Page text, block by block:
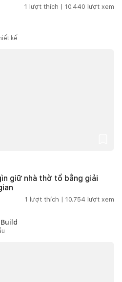
1 lượt thích | 10.440 lượt xem
kế
giữ nhà thờ tổ bằng giải
1 lượt thích | 10.754 lượt xem